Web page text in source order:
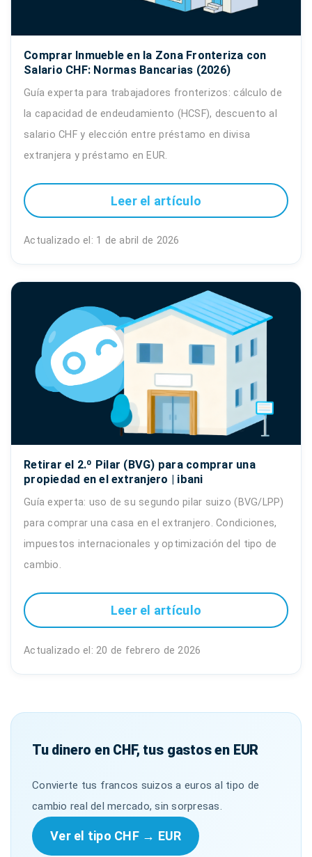
Comprar Inmueble en la Zona Fronteriza con
Salario CHF: Normas Bancarias (2026)
Guía experta para trabajadores fronterizos: cálculo de
la capacidad de endeudamiento (HCSF), descuento al
salario CHF y elección entre préstamo en divisa
extranjera y préstamo en EUR.
Leer el artículo
Actualizado el: 1 de abril de 2026
Retirar el 2.º Pilar (BVG) para comprar una
propiedad en el extranjero | ibani
Guía experta: uso de su segundo pilar suizo (BVG/LPP)
para comprar una casa en el extranjero. Condiciones,
impuestos internacionales y optimización del tipo de
cambio.
Leer el artículo
Actualizado el: 20 de febrero de 2026
Tu dinero en CHF, tus gastos en EUR
Convierte tus francos suizos a euros al tipo de
cambio real del mercado, sin sorpresas.
Ver el tipo CHF → EUR